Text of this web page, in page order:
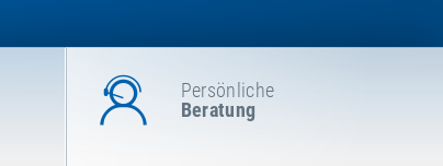
Persönliche
Beratung